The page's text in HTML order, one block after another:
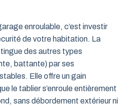
enroulable, c’est investir
de votre habitation. La
des autres types
battante) par ses
Elle offre un gain
le tablier s’enroule entièrement
sans débordement extérieur ni